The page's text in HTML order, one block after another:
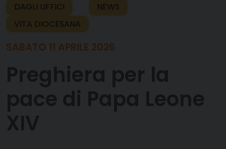
DAGLI UFFICI
NEWS
VITA DIOCESANA
SABATO 11 APRILE 2026